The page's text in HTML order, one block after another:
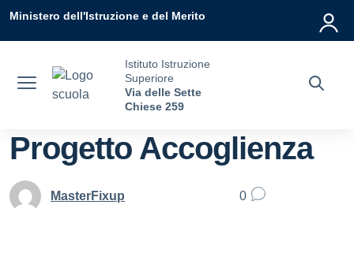
Ministero dell'Istruzione e del Merito
Istituto Istruzione
Superiore
Via delle Sette
Chiese 259
Progetto Accoglienza
MasterFixup 0